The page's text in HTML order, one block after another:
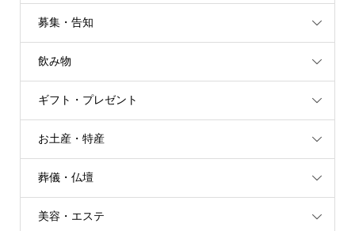
募集・告知
飲み物
ギフト・プレゼント
お土産・特産
葬儀・仏壇
美容・エステ